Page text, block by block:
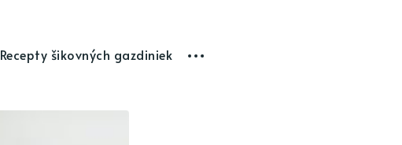
Recepty šikovných gazdiniek